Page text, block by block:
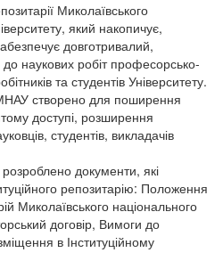
Миколаївського
який накопичує,
довготривалий,
до наукових робіт професорсько-
та студентів Університету.
МНАУ створено для поширення
доступі, розширення
студентів, викладачів
документи, які
репозитарію: Положення
Миколаївського національного
договір, Вимоги до
в Інституційному